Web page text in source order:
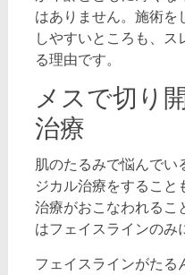
はありません。施術を
しやすいところも、ス
る理由です。
メスで切り
治療
肌のたるみで悩んでい
ジカル治療をするこ
治療がおこなわれるこ
はフェイスラインのみ
フェイスラインがたる